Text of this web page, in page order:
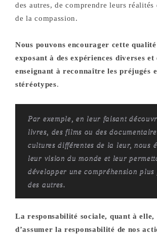
des autres, de comprendre leurs réalités
de la compassion.
Nous pouvons encourager cette qualité
exposant à des expériences diverses
enseignant à reconnaître les préjugés
stéréotypes.
Par exemple, en leur faisant
livres, des films ou des
cultures différentes de la leur, nous
leur vision du monde et leur
développer une compréhension plus
des autres.
La responsabilité sociale, quant à elle,
d’assumer la responsabilité de nos